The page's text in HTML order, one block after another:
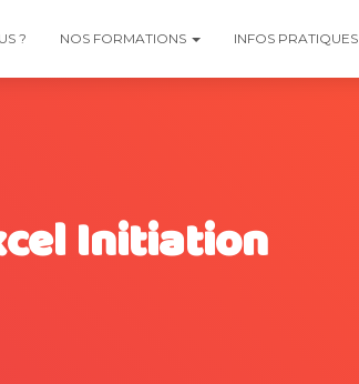
? NOS FORMATIONS INFOS PRATIQUES
Initiation